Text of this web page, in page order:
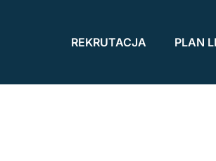
REKRUTACJA PLAN